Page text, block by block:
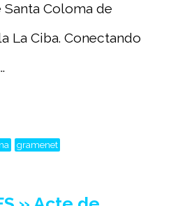
Coloma de
La Ciba. Conectando
gramenet